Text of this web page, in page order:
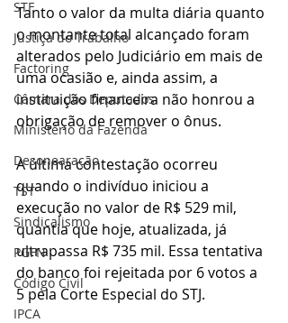
STF
Justiça do Trabalho
Factoring
Câmara dos Deputados
Ministério da Fazenda
Desonearação
TST
Sindicalismo
PGFN
Código Civil
IPCA
Tanto o valor da multa diária quanto
o montante total alcançado foram
alterados pelo Judiciário em mais de
uma ocasião e, ainda assim, a
instituição financeira não honrou a
obrigação de remover o ônus.
A última contestação ocorreu
quando o indivíduo iniciou a
execução no valor de R$ 529 mil,
quantia que hoje, atualizada, já
ultrapassa R$ 735 mil. Essa tentativa
do banco foi rejeitada por 6 votos a
5 pela Corte Especial do STJ.